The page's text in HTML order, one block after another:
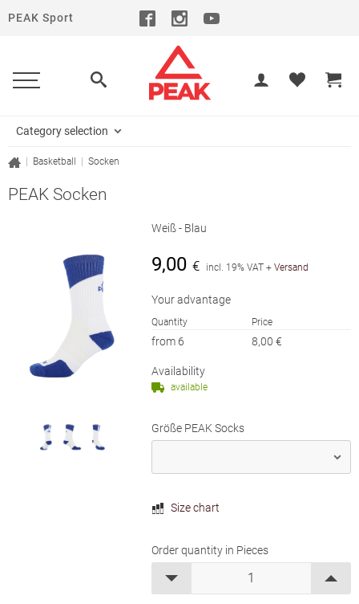
PEAK Sport
Category selection
Basketball Socken
PEAK Socken
Weiß - Blau
9,00 € incl. 19% VAT +Versand
Your advantage
Quantity Price
from 6 8,00 €
Availability
available
Größe PEAK Socks
Size chart
Order quantity in Pieces